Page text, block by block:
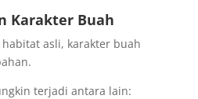
Karakter Buah
asli, karakter buah
terjadi antara lain: